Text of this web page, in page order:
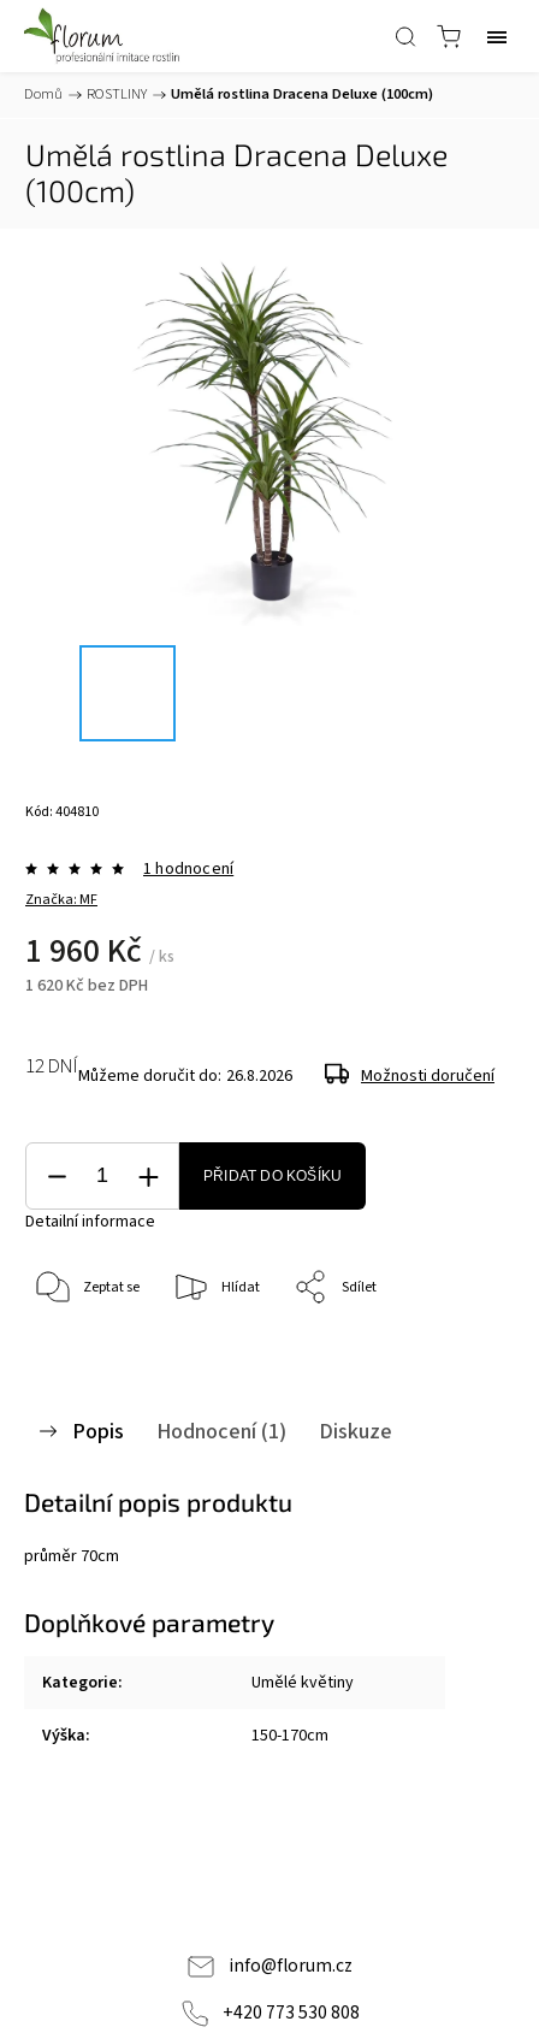
Domů / ROSTLINY / Umělá rostlina Dracena Deluxe (100cm)
Umělá rostlina Dracena Deluxe
(100cm)
Kód:404810
Značka:MF
1 hodnocení
1 960 Kč / ks
1 620 Kč bez DPH
12 DNÍMůžeme doručit do: 26.8.2026 Možnosti doručení
PŘIDAT DO KOŠÍKU
Detailní informace
Zeptat se Hlídat Sdílet
Popis Hodnocení (1) Diskuze
Detailní popis produktu
průměr 70cm
Doplňkové parametry
Kategorie: Umělé květiny
Výška: 150-170cm
info@florum.cz
+420 773 530 808